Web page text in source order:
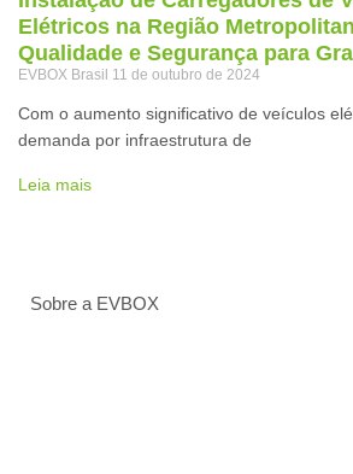
Elétricos na Região
Qualidade e Segurança para
EVBOX Brasil 11 de outubro de 2024
Com o aumento significativo de veículos
demanda por infraestrutura de
Leia mais
Sobre a EVBOX